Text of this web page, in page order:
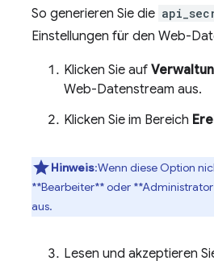
So generieren Sie die
Einstellungen für den Web-
Klicken Sie auf
Web-Datenstream aus.
Klicken Sie im Bereich
Hinweis:Wenn diese Option
**Bearbeiter** oder
aus.
Lesen und akzeptieren